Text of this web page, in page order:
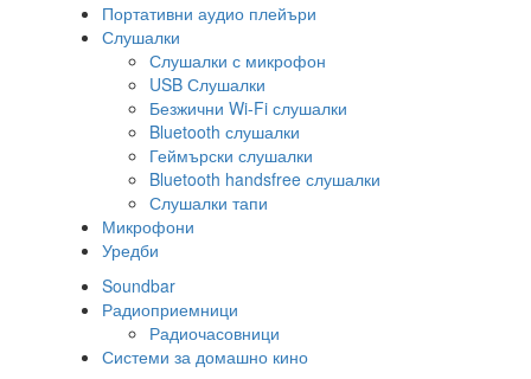
Портативни аудио плейъри
Слушалки
Слушалки с микрофон
USB Слушалки
Безжични Wi-Fi слушалки
Bluetooth слушалки
Геймърски слушалки
Bluetooth handsfree слушалки
Слушалки тапи
Микрофони
Уредби
Soundbar
Радиоприемници
Радиочасовници
Системи за домашно кино